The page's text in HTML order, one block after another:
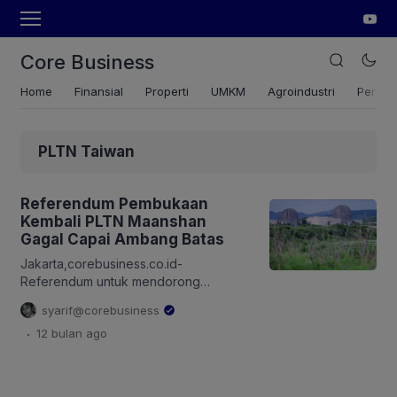
Core Business
Home Finansial Properti UMKM Agroindustri
PLTN Taiwan
Referendum Pembukaan
Kembali PLTN Maanshan
Gagal Capai Ambang Batas
Jakarta,corebusiness.co.id-
Referendum untuk mendorong
pembukaan kembali Pembangkit Listrik
Tenaga Nuklir (PLTN) terakhir Taiwan,
Maanshan, Sabtu kemarin gagal
syarif@corebusiness
. 12 bulan ago